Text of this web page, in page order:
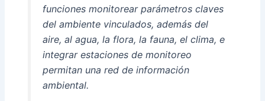
funciones monitorear parámetros claves
del ambiente vinculados, además del
aire, al agua, la flora, la fauna, el clima, e
integrar estaciones de monitoreo
permitan una red de información
ambiental.